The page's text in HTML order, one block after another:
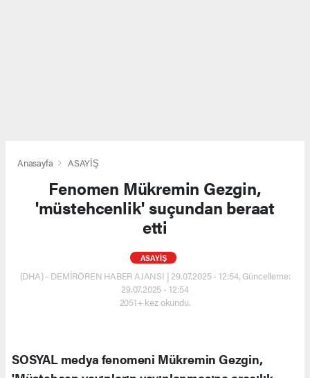
Anasayfa ASAYİŞ
Fenomen Mükremin Gezgin,
'müstehcenlik' suçundan beraat
etti
ASAYİŞ
(DHA) - DEMİRÖREN HABER AJANSI | 29.07.2025 - 12:54, Güncelleme:
29.07.2025 - 12:54
2051+ kez okundu.
SOSYAL medya fenomeni Mükremin Gezgin,